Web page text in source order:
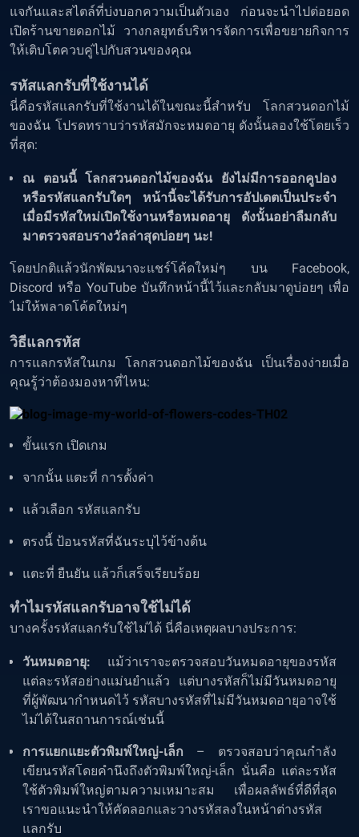
แจกันและสไตล์ที่บ่งบอกความเป็นตัวเอง ก่อนจะนำไปต่อยอด
เปิดร้านขายดอกไม้ วางกลยุทธ์บริหารจัดการเพื่อขยายกิจการ
ให้เติบโตควบคู่ไปกับสวนของคุณ
รหัสแลกรับที่ใช้งานได้
นี่คือรหัสแลกรับที่ใช้งานได้ในขณะนี้สำหรับ โลกสวนดอกไม้
ของฉัน โปรดทราบว่ารหัสมักจะหมดอายุ ดังนั้นลองใช้โดยเร็ว
ที่สุด:
ณ ตอนนี้ โลกสวนดอกไม้ของฉัน ยังไม่มีการออกคูปอง
หรือรหัสแลกรับใดๆ หน้านี้จะได้รับการอัปเดตเป็นประจำ
เมื่อมีรหัสใหม่เปิดใช้งานหรือหมดอายุ ดังนั้นอย่าลืมกลับ
มาตรวจสอบรางวัลล่าสุดบ่อยๆ นะ!
โดยปกติแล้วนักพัฒนาจะแชร์โค้ดใหม่ๆ บน Facebook,
Discord หรือ YouTube บันทึกหน้านี้ไว้และกลับมาดูบ่อยๆ เพื่อ
ไม่ให้พลาดโค้ดใหม่ๆ
วิธีแลกรหัส
การแลกรหัสในเกม โลกสวนดอกไม้ของฉัน เป็นเรื่องง่ายเมื่อ
คุณรู้ว่าต้องมองหาที่ไหน:
ขั้นแรก เปิดเกม
จากนั้น แตะที่ การตั้งค่า
แล้วเลือก รหัสแลกรับ
ตรงนี้ ป้อนรหัสที่ฉันระบุไว้ข้างต้น
แตะที่ ยืนยัน แล้วก็เสร็จเรียบร้อย
ทำไมรหัสแลกรับอาจใช้ไม่ได้
บางครั้งรหัสแลกรับใช้ไม่ได้ นี่คือเหตุผลบางประการ:
วันหมดอายุ: แม้ว่าเราจะตรวจสอบวันหมดอายุของรหัส
แต่ละรหัสอย่างแม่นยำแล้ว แต่บางรหัสก็ไม่มีวันหมดอายุ
ที่ผู้พัฒนากำหนดไว้ รหัสบางรหัสที่ไม่มีวันหมดอายุอาจใช้
ไม่ได้ในสถานการณ์เช่นนี้
การแยกแยะตัวพิมพ์ใหญ่-เล็ก – ตรวจสอบว่าคุณกำลัง
เขียนรหัสโดยคำนึงถึงตัวพิมพ์ใหญ่-เล็ก นั่นคือ แต่ละรหัส
ใช้ตัวพิมพ์ใหญ่ตามความเหมาะสม เพื่อผลลัพธ์ที่ดีที่สุด
เราขอแนะนำให้คัดลอกและวางรหัสลงในหน้าต่างรหัส
แลกรับ